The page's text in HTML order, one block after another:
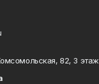
82, 3 этаж